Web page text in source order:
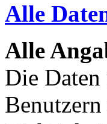
Alle
Alle
Die